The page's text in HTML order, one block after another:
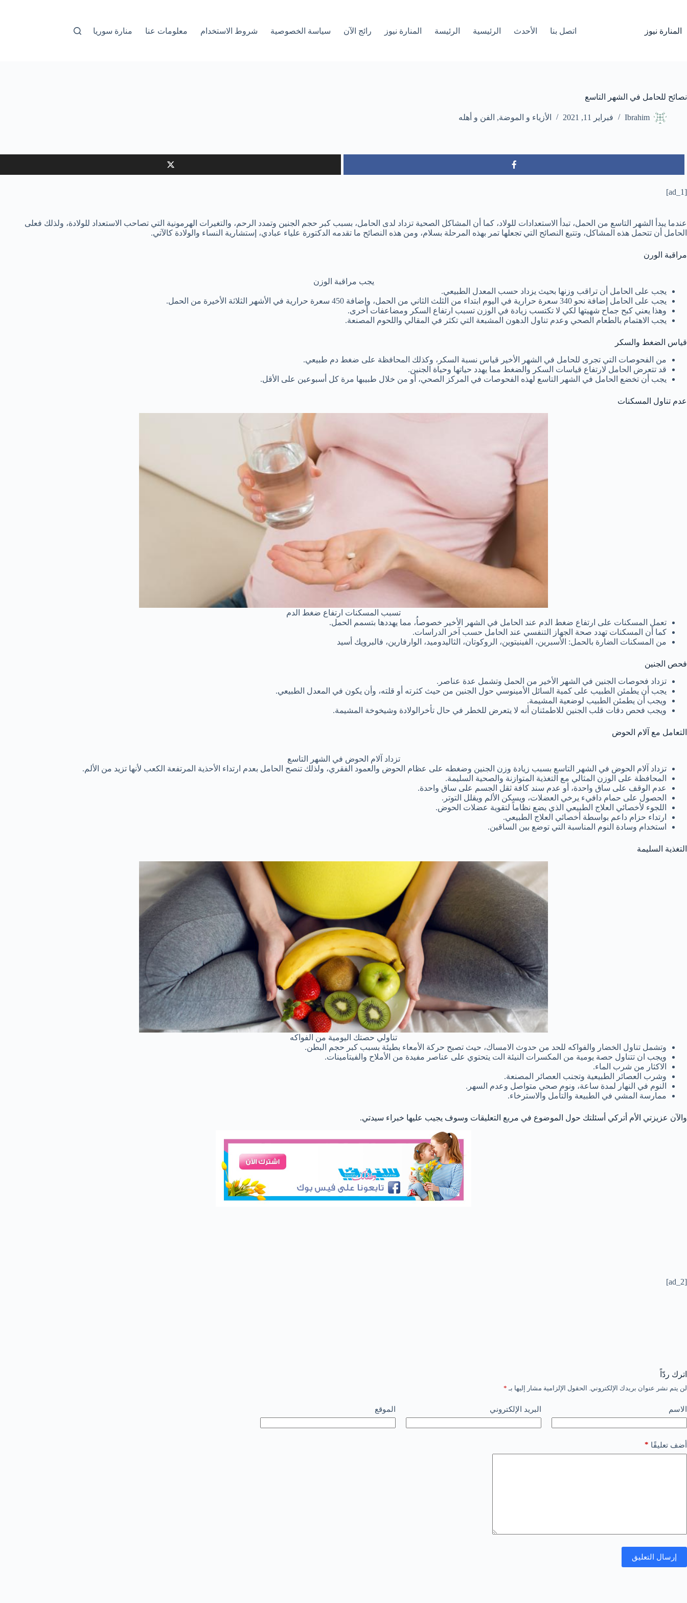
المنارة نيوز اتصل بنا الأحدث الرئيسية الرئیسة المنارة نيوز رائج الآن سياسة الخصوصية شروط الاستخدام معلومات عنا منارة سوريا
نصائح للحامل في الشهر التاسع
Ibrahim فبراير 11, 2021 الأزياء و الموضة, الفن و أهله
[ad_1]
عندما يبدأ الشهر التاسع من الحمل، تبدأ الاستعدادات للولاد، كما أن المشاكل الصحية تزداد لدى الحامل، بسبب كبر حجم الجنين وتمدد الرحم، والتغيرات الهرمونية التي تصاحب الاستعداد للولادة، ولذلك فعلى
الحامل أن تتحمل هذه المشاكل، وتتبع النصائح التي تجعلها تمر بهذه المرحلة بسلام، ومن هذه النصائح ما تقدمه الدكتورة علياء عبادي، إستشارية النساء والولادة كالآتي.
مراقبة الورن
يجب مراقبة الوزن
يجب على الحامل أن تراقب وزنها بحيث يزداد حسب المعدل الطبيعي.
يجب على الحامل إضافة نحو 340 سعرة حرارية في اليوم ابتداء من الثلث الثاني من الحمل، وإضافة 450 سعرة حرارية في الأشهر الثلاثة الأخيرة من الحمل.
وهذا يعني كبح جماح شهيتها لكي لا تكتسب زيادة في الوزن تسبب ارتفاع السكر ومضاعفات أخرى.
يجب الاهتمام بالطعام الصحي وعدم تناول الدهون المشبعة التي تكثر في المقالي واللحوم المصنعة.
قياس الضغط والسكر
من الفحوصات التي تجرى للحامل في الشهر الأخير قياس نسبة السكر، وكذلك المحافظة على ضغط دم طبيعي.
قد تتعرض الحامل لارتفاع قياسات السكر والضغط مما يهدد حياتها وحياة الجنين.
يجب أن تخضع الحامل في الشهر التاسع لهذه الفحوصات في المركز الصحي، أو من خلال طبيبها مرة كل أسبوعين على الأقل.
عدم تناول المسكنات
تسبب المسكنات ارتفاع ضغط الدم
تعمل المسكنات على ارتفاع ضغط الدم عند الحامل في الشهر الأخير خصوصاُ، مما يهددها بتسمم الحمل.
كما أن المسكنات تهدد صحة الجهاز التنفسي عند الحامل حسب آخر الدراسات.
من المسكنات الضارة بالحمل: الأسبرين، الفينيتوين، الروكوتان، الثاليدوميد، الوارفارين، فالبرويك أسيد
فحص الجنين
تزداد فحوصات الجنين في الشهر الأخير من الحمل وتشمل عدة عناصر.
يجب أن يطمئن الطبيب على كمية السائل الأمينوسي حول الجنين من حيث كثرته أو قلته، وأن يكون في المعدل الطبيعي.
ويجب أن يطمئن الطبيب لوضعية المشيمة.
ويجب فحص دقات قلب الجنين للاطمئنان أنه لا يتعرض للخطر في حال تأخرالولادة وشيخوخة المشيمة.
التعامل مع آلام الحوض
تزداد آلام الحوض في الشهر التاسع
تزداد آلام الحوض في الشهر التاسع بسبب زيادة وزن الجنين وضغطه على عظام الحوض والعمود الفقري، ولذلك تنصح الحامل بعدم ارتداء الأحذية المرتفعة الكعب لأنها تزيد من الألم.
المحافظة على الوزن المثالي مع التغذية المتوازنة والصحية السليمة.
عدم الوقف على ساق واحدة، أو عدم سند كافة ثقل الجسم على ساق واحدة.
الحصول على حمام دافيء يرخي العضلات، ويسكن الألم ويقلل التوتر.
اللجوء لأخصائي العلاج الطبيعي الذي يضع نظاماً لتقوية عضلات الحوض.
ارتداء حزام داعم بواسطة أخصائي العلاج الطبيعي.
استخدام وسادة النوم المناسبة التي توضع بين الساقين.
التغذية السليمة
تناولي حصتك اليومية من الفواكه
وتشمل تناول الخضار والفواكه للحد من حدوث الامساك، حيث تصبح حركة الأمعاء بطيئة بسبب كبر حجم البطن.
ويجب ان تتناول حصة يومية من المكسرات النيئة الت يتحتوي على عناصر مفيدة من الأملاح والفيتامينات.
الاكثار من شرب الماء.
وشرب العصائر الطبيعية وتجنب العصائر المصنعة.
النوم في النهار لمدة ساعة، ونوم صحي متواصل وعدم السهر.
ممارسة المشي في الطبيعة والتأمل والاسترخاء.
والآن عزيزتي الأم أتركي أسئلتك حول الموضوع في مربع التعليقات وسوف يجيب عليها خبراء سيدتي.
[ad_2]
اترك ردّاً
لن يتم نشر عنوان بريدك الإلكتروني. الحقول الإلزامية مشار إليها بـ *
الاسم البريد الإلكتروني الموقع
أضف تعليقًا *
إرسال التعليق